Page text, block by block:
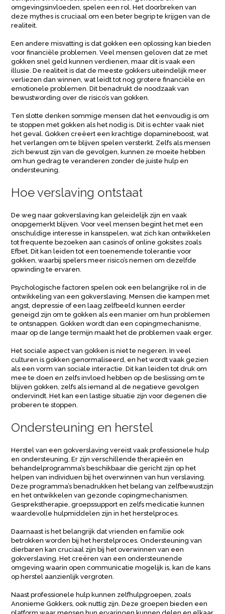
omgevingsinvloeden, spelen een rol. Het doorbreken van
deze mythes is cruciaal om een beter begrip te krijgen van de
realiteit.
Een andere misvatting is dat gokken een oplossing kan bieden
voor financiële problemen. Veel mensen geloven dat ze met
gokken snel geld kunnen verdienen, maar dit is vaak een
illusie. De realiteit is dat de meeste gokkers uiteindelijk meer
verliezen dan winnen, wat leidt tot nog grotere financiële en
emotionele problemen. Dit benadrukt de noodzaak van
bewustwording over de risico’s van gokken.
Ten slotte denken sommige mensen dat het eenvoudig is om
te stoppen met gokken als het nodig is. Dit is echter vaak niet
het geval. Gokken creëert een krachtige dopamineboost, wat
het verlangen om te blijven spelen versterkt. Zelfs als mensen
zich bewust zijn van de gevolgen, kunnen ze moeite hebben
om hun gedrag te veranderen zonder de juiste hulp en
ondersteuning.
Hoe verslaving ontstaat
De weg naar gokverslaving kan geleidelijk zijn en vaak
onopgemerkt blijven. Voor veel mensen begint het met een
onschuldige interesse in kansspelen, wat zich kan ontwikkelen
tot frequente bezoeken aan casino’s of online goksites zoals
Efbet. Dit kan leiden tot een toenemende tolerantie voor
gokken, waarbij spelers meer risico’s nemen om dezelfde
opwinding te ervaren.
Psychologische factoren spelen ook een belangrijke rol in de
ontwikkeling van een gokverslaving. Mensen die kampen met
angst, depressie of een laag zelfbeeld kunnen eerder
geneigd zijn om te gokken als een manier om hun problemen
te ontsnappen. Gokken wordt dan een copingmechanisme,
maar op de lange termijn maakt het de problemen vaak erger.
Het sociale aspect van gokken is niet te negeren. In veel
culturen is gokken genormaliseerd, en het wordt vaak gezien
als een vorm van sociale interactie. Dit kan leiden tot druk om
mee te doen en zelfs invloed hebben op de beslissing om te
blijven gokken, zelfs als iemand al de negatieve gevolgen
ondervindt. Het kan een lastige situatie zijn voor degenen die
proberen te stoppen.
Ondersteuning en herstel
Herstel van een gokverslaving vereist vaak professionele hulp
en ondersteuning. Er zijn verschillende therapieën en
behandelprogramma’s beschikbaar die gericht zijn op het
helpen van individuen bij het overwinnen van hun verslaving.
Deze programma’s benadrukken het belang van zelfbewustzijn
en het ontwikkelen van gezonde copingmechanismen.
Gesprekstherapie, groepssupport en zelfs medicatie kunnen
waardevolle hulpmiddelen zijn in het herstelproces.
Daarnaast is het belangrijk dat vrienden en familie ook
betrokken worden bij het herstelproces. Ondersteuning van
dierbaren kan cruciaal zijn bij het overwinnen van een
gokverslaving. Het creëren van een ondersteunende
omgeving waarin open communicatie mogelijk is, kan de kans
op herstel aanzienlijk vergroten.
Naast professionele hulp kunnen zelfhulpgroepen, zoals
Anonieme Gokkers, ook nuttig zijn. Deze groepen bieden een